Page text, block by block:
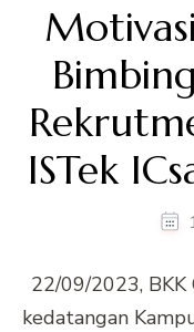
ISTek
22/09/2023, BKK
kedatangan